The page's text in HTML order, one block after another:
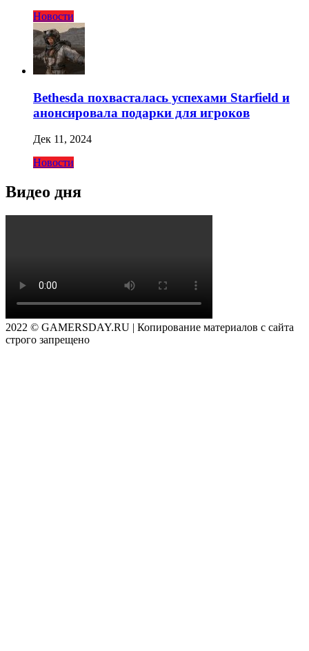
Новости
Bethesda похвасталась успехами Starfield и
анонсировала подарки для игроков
Дек 11, 2024
Новости
Видео дня
2022 © GAMERSDAY.RU | Копирование материалов с сайта
строго запрещено